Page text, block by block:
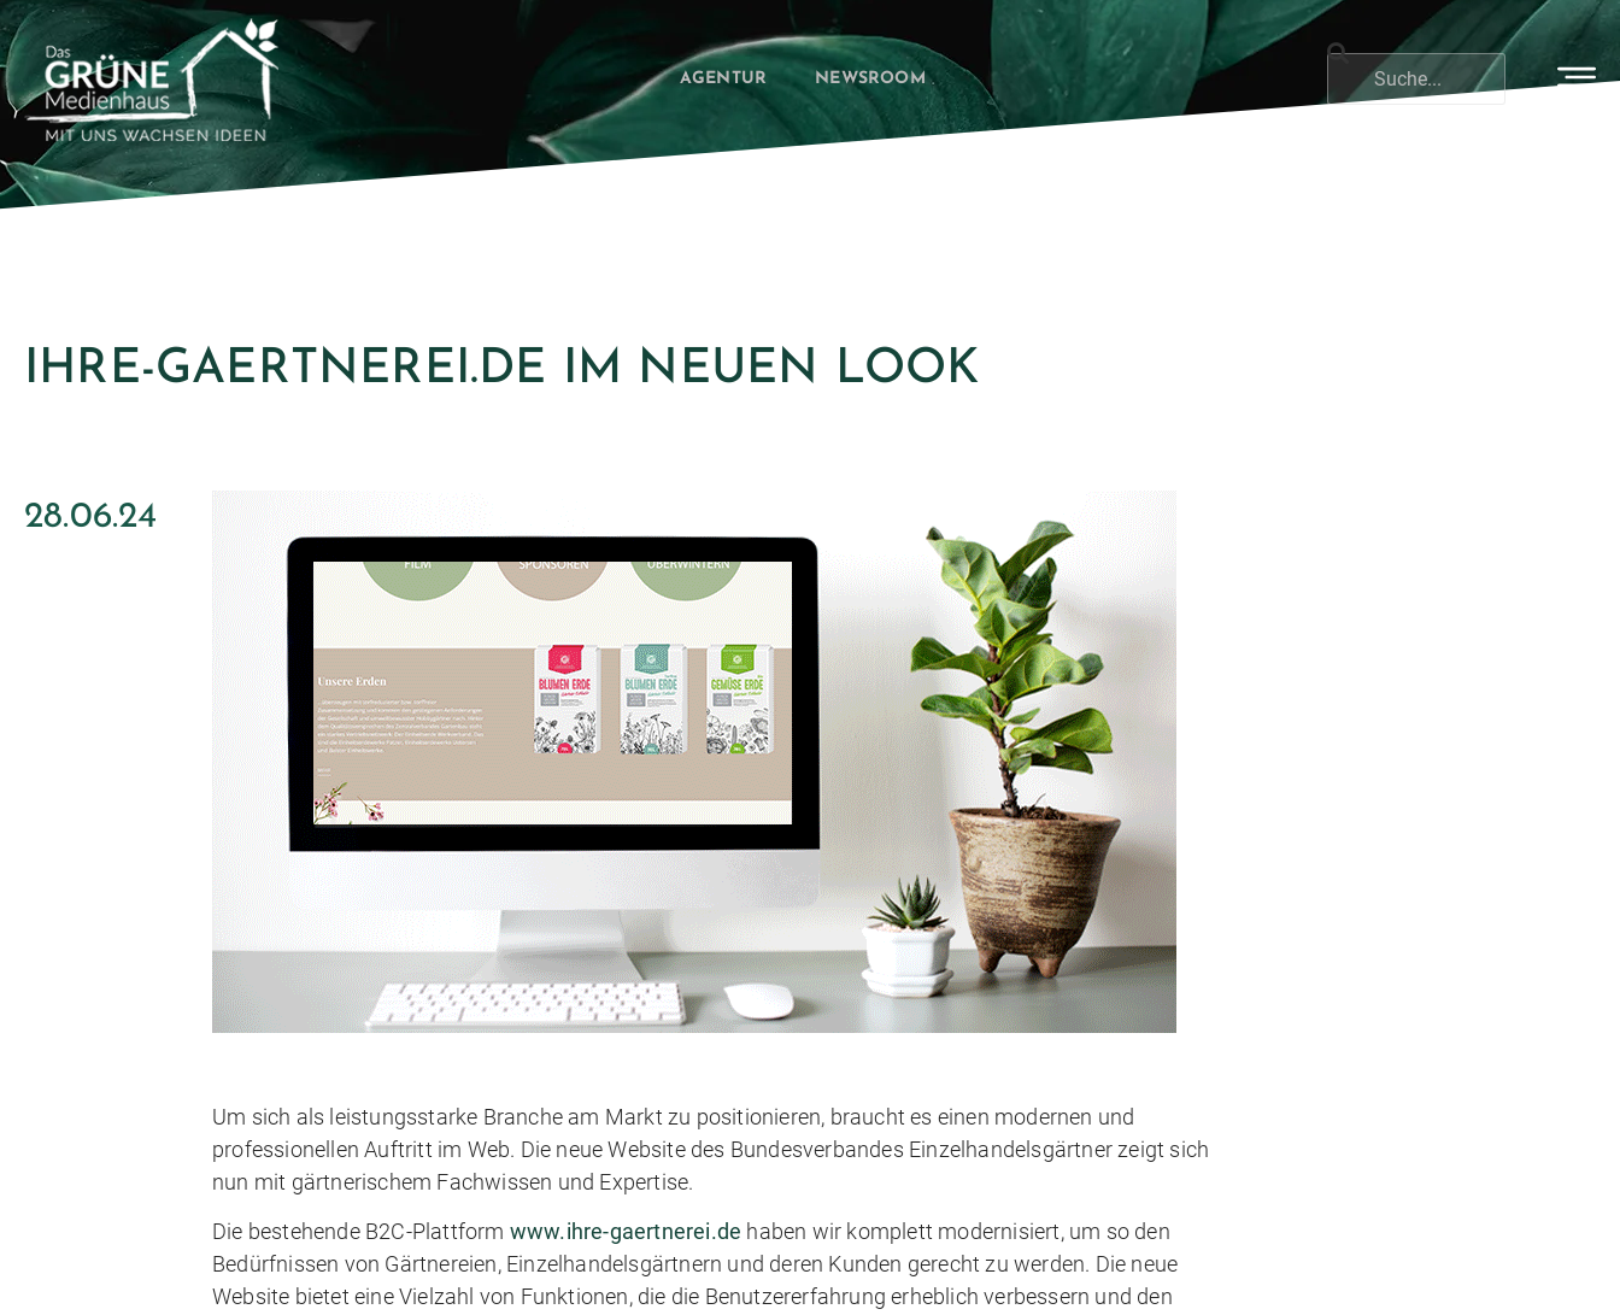
AGENTUR NEWSROOM
IHRE-GAERTNEREI.DE IM NEUEN LOOK
28.06.24
Um sich als leistungsstarke Branche am Markt zu positionieren, braucht es einen modernen und
professionellen Auftritt im Web. Die neue Website des Bundesverbandes Einzelhandelsgärtner zeigt sich
nun mit gärtnerischem Fachwissen und Expertise.
Die bestehende B2C-Plattform www.ihre-gaertnerei.de haben wir komplett modernisiert, um so den
Bedürfnissen von Gärtnereien, Einzelhandelsgärtnern und deren Kunden gerecht zu werden. Die neue
Website bietet eine Vielzahl von Funktionen, die die Benutzererfahrung erheblich verbessern und den